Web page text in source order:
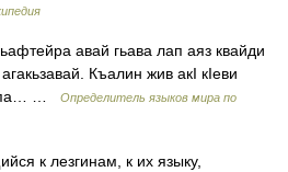
авай гьава лап аяз квайди
Къалин жив акӀ кӀеви
…
Определитель языков мира по
к лезгинам, к их языку,